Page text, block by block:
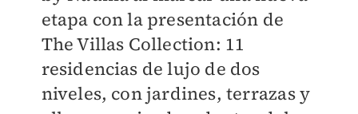
etapa con la presentación de
The Villas Collection: 11
residencias de lujo de dos
niveles, con jardines, terrazas y